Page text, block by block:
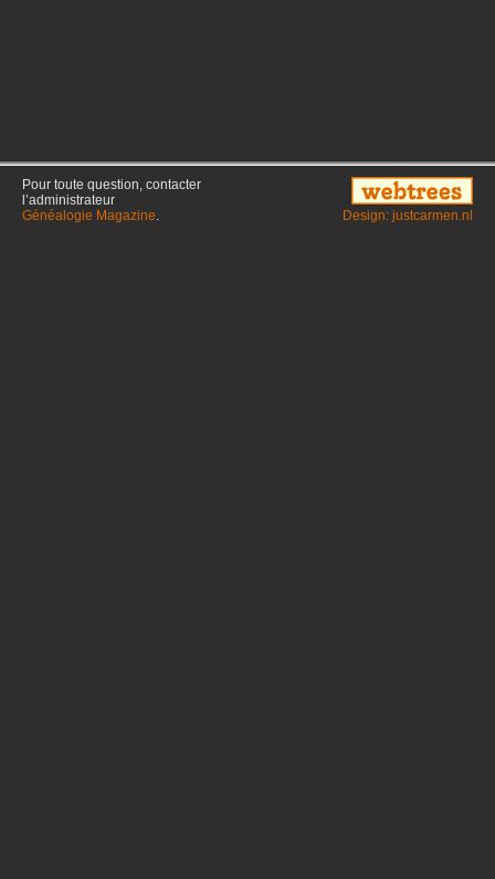
Pour toute question, contacter
l’administrateur
Généalogie Magazine. Design: justcarmen.nl